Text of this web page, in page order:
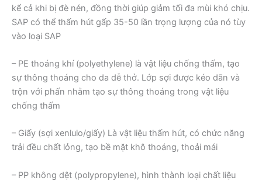
kể cả khi bị đè nén, đồng thời giúp giảm tối đa mùi khó chịu.
SAP có thể thấm hút gấp 35-50 lần trọng lượng của nó tùy
vào loại SAP
– PE thoáng khí (polyethylene) là vật liệu chống thấm, tạo
sự thông thoáng cho da dễ thở. Lớp sợi được kéo dãn và
trộn với phấn nhằm tạo sự thông thoáng trong vật liệu
chống thấm
– Giấy (sợi xenlulo/giấy) Là vật liệu thấm hút, có chức năng
trải đều chất lỏng, tạo bề mặt khô thoáng, thoải mái
– PP không dệt (polypropylene), hình thành loại chất liệu